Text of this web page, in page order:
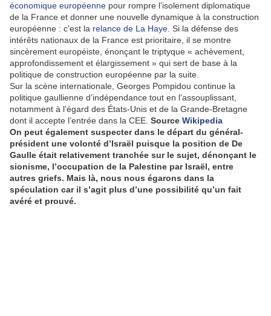
économique européenne pour rompre l’isolement diplomatique
de la France et donner une nouvelle dynamique à la construction
européenne : c’est la relance de La Haye . Si la défense des
intérêts nationaux de la France est prioritaire, il se montre
sincèrement européiste, énonçant le triptyque « achèvement,
approfondissement et élargissement » qui sert de base à la
politique de construction européenne par la suite.
Sur la scène internationale, Georges Pompidou continue la
politique gaullienne d’indépendance tout en l’assouplissant,
notamment à l’égard des États-Unis et de la Grande-Bretagne
dont il accepte l’entrée dans la CEE. Source Wikipedia
On peut également suspecter dans le départ du général-
président une volonté d’Israël puisque la position de De
Gaulle était relativement tranchée sur le sujet, dénonçant le
sionisme, l’occupation de la Palestine par Israël, entre
autres griefs. Mais là, nous nous égarons dans la
spéculation car il s’agit plus d’une possibilité qu’un fait
avéré et prouvé.